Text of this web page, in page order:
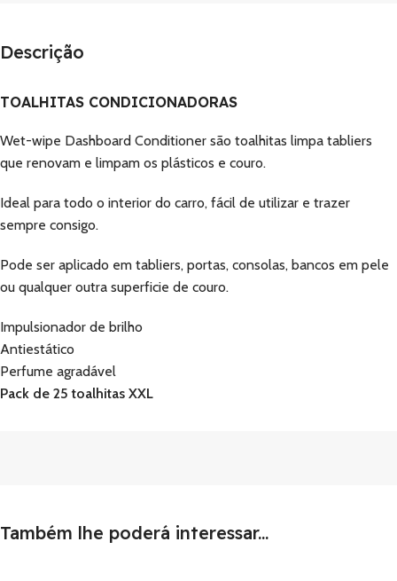
Descrição
TOALHITAS CONDICIONADORAS
Wet-wipe Dashboard Conditioner são toalhitas limpa tabliers
que renovam e limpam os plásticos e couro.
Ideal para todo o interior do carro, fácil de utilizar e trazer
sempre consigo.
Pode ser aplicado em tabliers, portas, consolas, bancos em pele
ou qualquer outra superficie de couro.
Impulsionador de brilho
Antiestático
Perfume agradável
Pack de 25 toalhitas XXL
Também lhe poderá interessar...